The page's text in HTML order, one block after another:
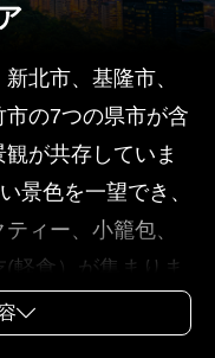
北市、基隆市、
の7つの県市が含
が共存していま
景色を一望でき、
ィー、小籠包、
軽食）が集まりま
文物が収蔵され